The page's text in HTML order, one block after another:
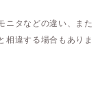
ニタなどの違い、また
相違する場合もありま